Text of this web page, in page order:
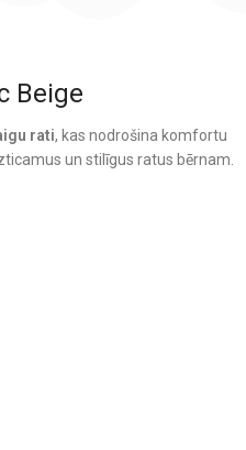
Beige
rati, kas nodrošina komfortu
un stilīgus ratus bērnam.